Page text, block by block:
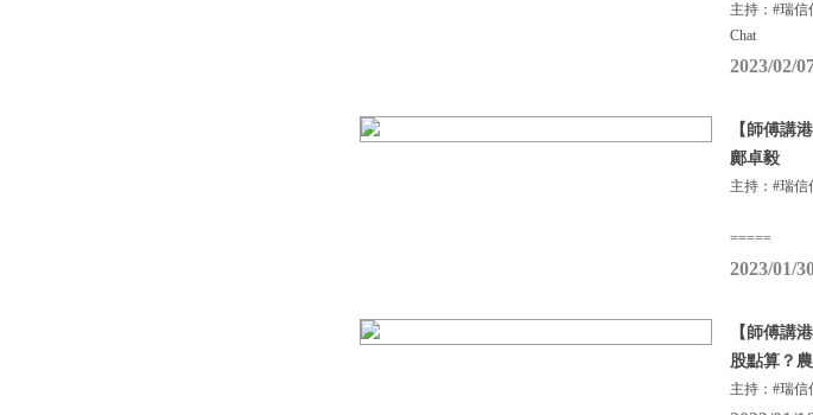
主持：#瑞
Chat
2023/02/
【師傅講
鄺卓毅
主持：#瑞
=====
2023/01/
【師傅講
股點算？
主持：#瑞